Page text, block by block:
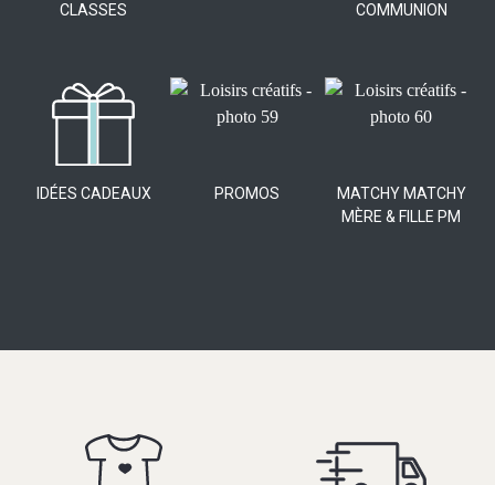
CLASSES
COMMUNION
IDÉES CADEAUX PROMOS
MATCHY MATCHY
MÈRE & FILLE PM